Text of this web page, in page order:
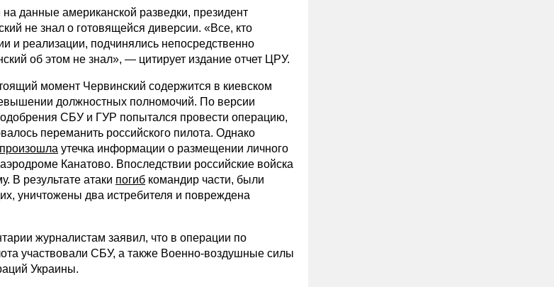
данные американской разведки, президент
не знал о готовящейся диверсии. «Все, кто
и реализации, подчинялись непосредственно
об этом не знал», — цитирует издание отчет ЦРУ.
момент Червинский содержится в киевском
должностных полномочий. По версии
одобрения СБУ и ГУР попытался провести операцию,
переманить российского пилота. Однако
произошла утечка информации о размещении личного
Канатово. Впоследствии российские войска
В результате атаки погиб командир части, были
уничтожены два истребителя и повреждена
журналистам заявил, что в операции по
участвовали СБУ, а также Военно-воздушные силы
Украины.